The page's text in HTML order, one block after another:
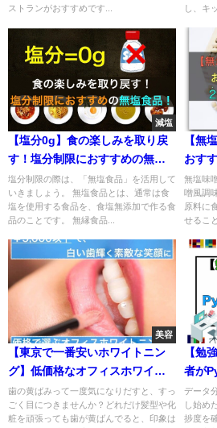
ストランがおすすめです...
し、キ
減塩
【塩分0g】食の楽しみを取り戻
す！塩分制限におすすめの無塩
食品！
塩分制限の際は、「無塩食品」を活用して
いきましょう。 無塩食品とは、通常は食
塩を使用する食品を、食塩無添加で作る食
品のことです。 無縁食品...
【無
おす
すめ
無塩味
噌風調
原料に
せるこ
美容
【東京で一番安いホワイトニン
グ】低価格なオフィスホワイト
ニング比較
歯の黄ばみって一度気になりだすと、すっ
ごく目につきませんか？どれだけ髪型や化
粧を頑張っても歯が黄ばんでると、印象は
【勉
者が
試験
データ
し始め
捗度を